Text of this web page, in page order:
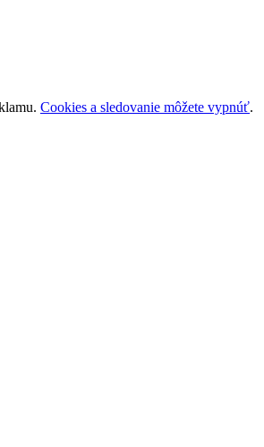
Cookies a sledovanie môžete vypnúť.